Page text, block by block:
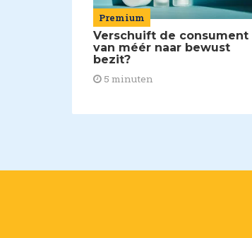
Premium
Verschuift de consument
van méér naar bewust
bezit?
5 minuten